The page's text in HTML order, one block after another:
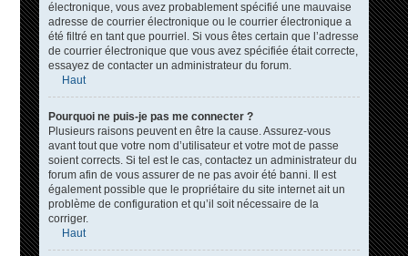
électronique, vous avez probablement spécifié une mauvaise
adresse de courrier électronique ou le courrier électronique a
été filtré en tant que pourriel. Si vous êtes certain que l’adresse
de courrier électronique que vous avez spécifiée était correcte,
essayez de contacter un administrateur du forum.
Haut
Pourquoi ne puis-je pas me connecter ?
Plusieurs raisons peuvent en être la cause. Assurez-vous
avant tout que votre nom d’utilisateur et votre mot de passe
soient corrects. Si tel est le cas, contactez un administrateur du
forum afin de vous assurer de ne pas avoir été banni. Il est
également possible que le propriétaire du site internet ait un
problème de configuration et qu’il soit nécessaire de la
corriger.
Haut